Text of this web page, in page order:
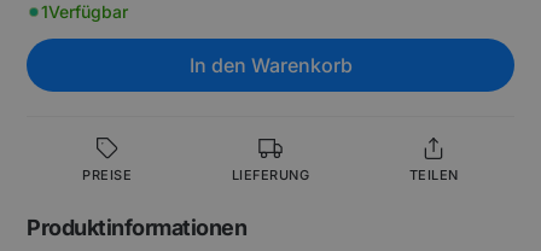
1Verfügbar
In den Warenkorb
PREISE LIEFERUNG TEILEN
Produktinformationen